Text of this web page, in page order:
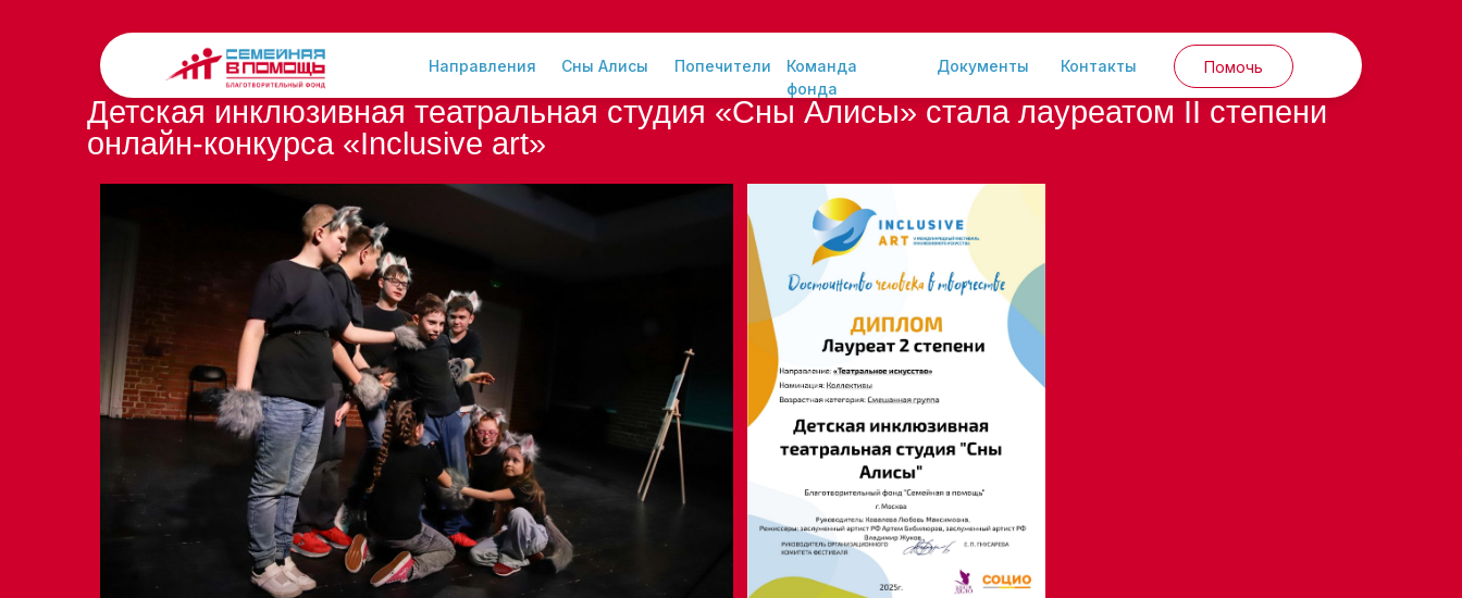
Направления Сны Алисы Попечители Документы Контакты Помочь
Команда
фонда
Детская инклюзивная театральная студия «Сны Алисы» стала лауреатом II степени
онлайн-конкурса «Inclusive art»